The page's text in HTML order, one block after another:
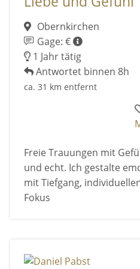
Obernkirchen
Gage: €
1 Jahr tätig
Antwortet binnen 8h
ca. 31 km entfernt
Freie Trauungen mit
und echt. Ich gestalte
mit Tiefgang,
Fokus